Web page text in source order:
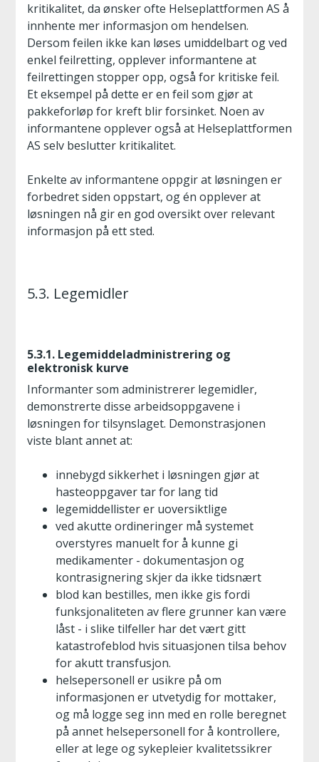
kritikalitet, da ønsker ofte Helseplattformen AS å
innhente mer informasjon om hendelsen.
Dersom feilen ikke kan løses umiddelbart og ved
enkel feilretting, opplever informantene at
feilrettingen stopper opp, også for kritiske feil.
Et eksempel på dette er en feil som gjør at
pakkeforløp for kreft blir forsinket. Noen av
informantene opplever også at Helseplattformen
AS selv beslutter kritikalitet.
Enkelte av informantene oppgir at løsningen er
forbedret siden oppstart, og én opplever at
løsningen nå gir en god oversikt over relevant
informasjon på ett sted.
5.3. Legemidler
5.3.1. Legemiddeladministrering og
elektronisk kurve
Informanter som administrerer legemidler,
demonstrerte disse arbeidsoppgavene i
løsningen for tilsynslaget. Demonstrasjonen
viste blant annet at:
innebygd sikkerhet i løsningen gjør at
hasteoppgaver tar for lang tid
legemiddellister er uoversiktlige
ved akutte ordineringer må systemet
overstyres manuelt for å kunne gi
medikamenter - dokumentasjon og
kontrasignering skjer da ikke tidsnært
blod kan bestilles, men ikke gis fordi
funksjonaliteten av flere grunner kan være
låst - i slike tilfeller har det vært gitt
katastrofeblod hvis situasjonen tilsa behov
for akutt transfusjon.
helsepersonell er usikre på om
informasjonen er utvetydig for mottaker,
og må logge seg inn med en rolle beregnet
på annet helsepersonell for å kontrollere,
eller at lege og sykepleier kvalitetssikrer